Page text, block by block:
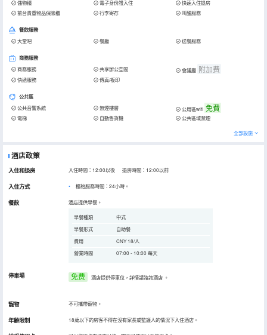
儲物櫃 電子身份證入住
快速入住退房
前台貴重物品保險櫃
行李寄存 叫醒服務
餐飲服務
大堂吧 餐廳 送餐服務
商務服務
商務服務 共享辦公空間 會議廳 附加费
快遞服務 傳真/複印
公共區
公共音響系統 無煙樓層 公用區wifi 免費
電梯 自動售貨機 公共區域禁煙
全部設施
酒店政策
入住和退房 入住時間：12:00以後 退房時間：12:00以前
入住方式 櫃枱服務時間：24小時。
餐飲 酒店提供早餐。
早餐種類
中式
早餐形式
自助餐
費用
CNY 18/人
營業時間
07:00 - 10:00 每天
停車場 免费 酒店提供停車位，詳情請諮詢酒店 。
寵物 不可攜帶寵物。
年齡限制 18歲以下的房客不得在沒有家長或監護人的情況下入住酒店。